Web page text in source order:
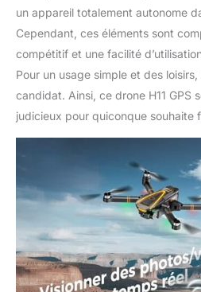
un appareil totalement autonome
Cependant, ces éléments sont
compétitif et une facilité
Pour un usage simple et des
candidat. Ainsi, ce drone H11 GPS
judicieux pour quiconque souhaite